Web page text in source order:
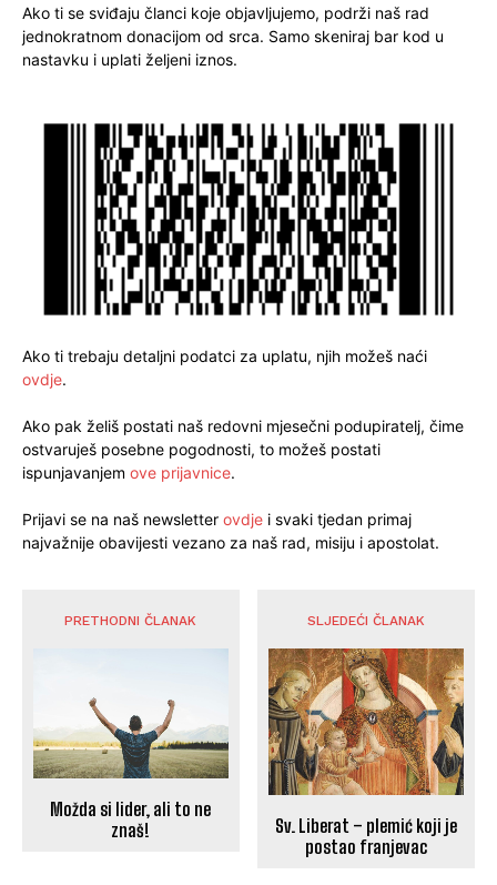
Ako ti se sviđaju članci koje objavljujemo, podrži naš rad
jednokratnom donacijom od srca. Samo skeniraj bar kod u
nastavku i uplati željeni iznos.
Ako ti trebaju detaljni podatci za uplatu, njih možeš naći
ovdje.
Ako pak želiš postati naš redovni mjesečni podupiratelj, čime
ostvaruješ posebne pogodnosti, to možeš postati
ispunjavanjem ove prijavnice.
Prijavi se na naš newsletter ovdje i svaki tjedan primaj
najvažnije obavijesti vezano za naš rad, misiju i apostolat.
PRETHODNI ČLANAK
Možda si lider, ali to ne
znaš!
SLJEDEĆI ČLANAK
Sv. Liberat – plemić koji je
postao franjevac